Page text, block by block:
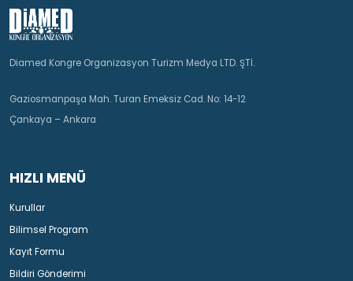
Diamed Kongre Organizasyon Turizm Medya LTD. ŞTİ.
Gaziosmanpaşa Mah. Turan Emeksiz Cad. No: 14-12
Çankaya – Ankara
HIZLI MENÜ
Kurullar
Bilimsel Program
Kayıt Formu
Bildiri Gönderimi